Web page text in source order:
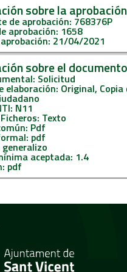
sobre la aprobación
de aprobación: 768376P
aprobación: 1658
21/04/2021
sobre el
Solicitud
elaboración: Original,
N11
Texto
Pdf
pdf
generalizo
aceptada: 1.4
pdf